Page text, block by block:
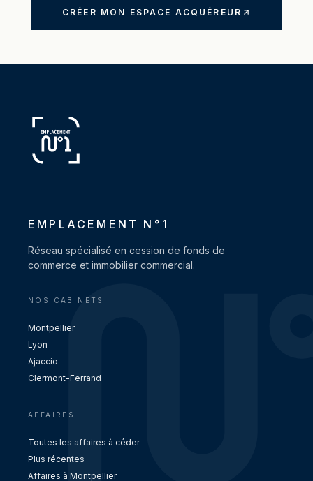
CRÉER MON ESPACE ACQUÉREUR
EMPLACEMENT N°1
Réseau spécialisé en cession de fonds de
commerce et immobilier commercial.
NOS CABINETS
Montpellier
Lyon
Ajaccio
Clermont-Ferrand
AFFAIRES
Toutes les affaires à céder
Plus récentes
Affaires à Montpellier